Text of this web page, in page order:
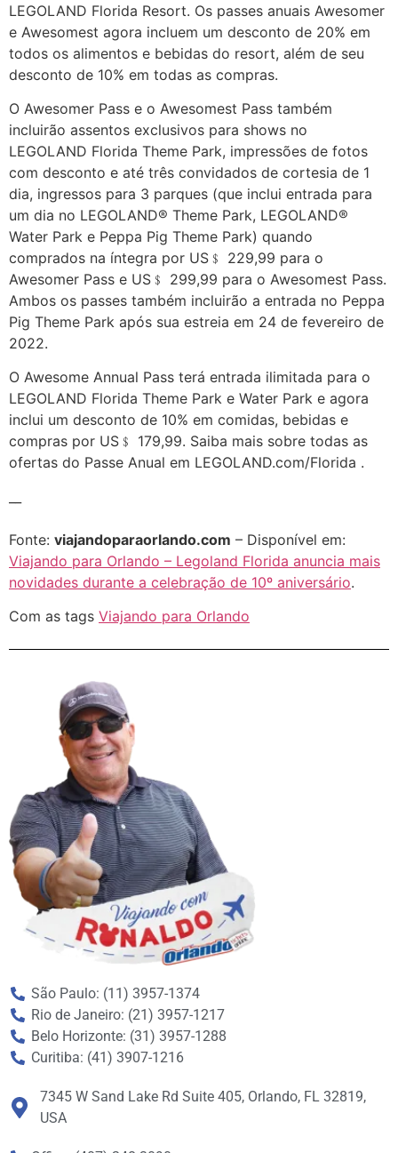
LEGOLAND Florida Resort. Os passes anuais Awesomer
e Awesomest agora incluem um desconto de 20% em
todos os alimentos e bebidas do resort, além de seu
desconto de 10% em todas as compras.
O Awesomer Pass e o Awesomest Pass também
incluirão assentos exclusivos para shows no
LEGOLAND Florida Theme Park, impressões de fotos
com desconto e até três convidados de cortesia de 1
dia, ingressos para 3 parques (que inclui entrada para
um dia no LEGOLAND® Theme Park, LEGOLAND®
Water Park e Peppa Pig Theme Park) quando
comprados na íntegra por US﹩ 229,99 para o
Awesomer Pass e US﹩ 299,99 para o Awesomest Pass.
Ambos os passes também incluirão a entrada no Peppa
Pig Theme Park após sua estreia em 24 de fevereiro de
2022.
O Awesome Annual Pass terá entrada ilimitada para o
LEGOLAND Florida Theme Park e Water Park e agora
inclui um desconto de 10% em comidas, bebidas e
compras por US﹩ 179,99. Saiba mais sobre todas as
ofertas do Passe Anual em LEGOLAND.com/Florida .
Fonte: viajandoparaorlando.com – Disponível em:
Viajando para Orlando – Legoland Florida anuncia mais
novidades durante a celebração de 10º aniversário.
Com as tags Viajando para Orlando
São Paulo: (11) 3957-1374
Rio de Janeiro: (21) 3957-1217
Belo Horizonte: (31) 3957-1288
Curitiba: (41) 3907-1216
7345 W Sand Lake Rd Suite 405, Orlando, FL 32819,
USA